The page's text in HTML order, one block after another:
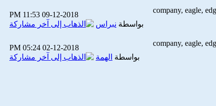
09-12-2018
11:53 PM
بواسطة نبراس
02-12-2018
05:24 PM
بواسطة الهمة